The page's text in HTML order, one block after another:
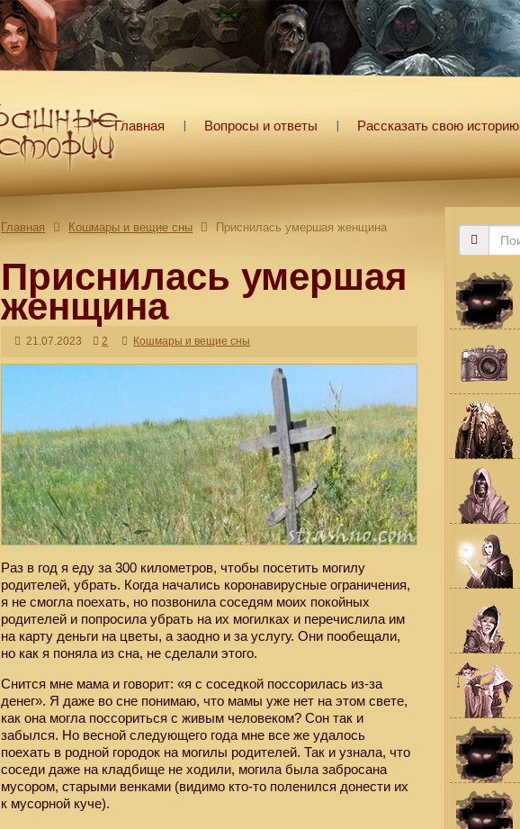
Главная Вопросы и ответы Рассказать свою историю
Главная Кошмары и вещие сны Приснилась умершая женщина
Приснилась умершая
женщина
21.07.2023 2 Кошмары и вещие сны
Раз в год я еду за 300 километров, чтобы посетить могилу
родителей, убрать. Когда начались коронавирусные ограничения,
я не смогла поехать, но позвонила соседям моих покойных
родителей и попросила убрать на их могилках и перечислила им
на карту деньги на цветы, а заодно и за услугу. Они пообещали,
но как я поняла из сна, не сделали этого.
Снится мне мама и говорит: «я с соседкой поссорилась из-за
денег». Я даже во сне понимаю, что мамы уже нет на этом свете,
как она могла поссориться с живым человеком? Сон так и
забылся. Но весной следующего года мне все же удалось
поехать в родной городок на могилы родителей. Так и узнала, что
соседи даже на кладбище не ходили, могила была забросана
мусором, старыми венками (видимо кто-то поленился донести их
к мусорной куче).
Поиск